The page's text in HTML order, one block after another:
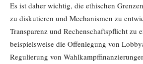
Es ist daher wichtig, die ethischen
zu diskutieren und Mechanismen zu
Transparenz und Rechenschaftspflicht zu
beispielsweise die Offenlegung von
Regulierung von